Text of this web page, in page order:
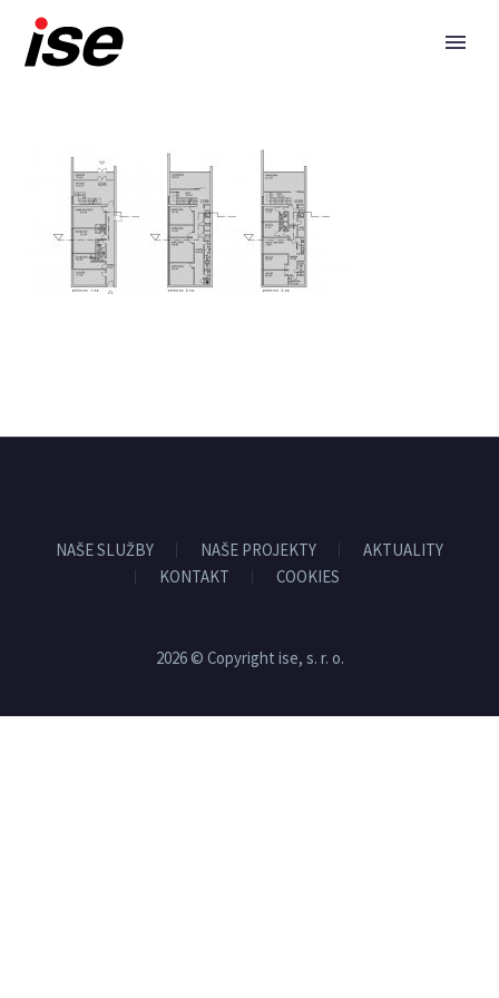
NAŠE SLUŽBY NAŠE PROJEKTY
AKTUALITY
KONTAKT
COOKIES
2026 © Copyright ise, s. r. o.